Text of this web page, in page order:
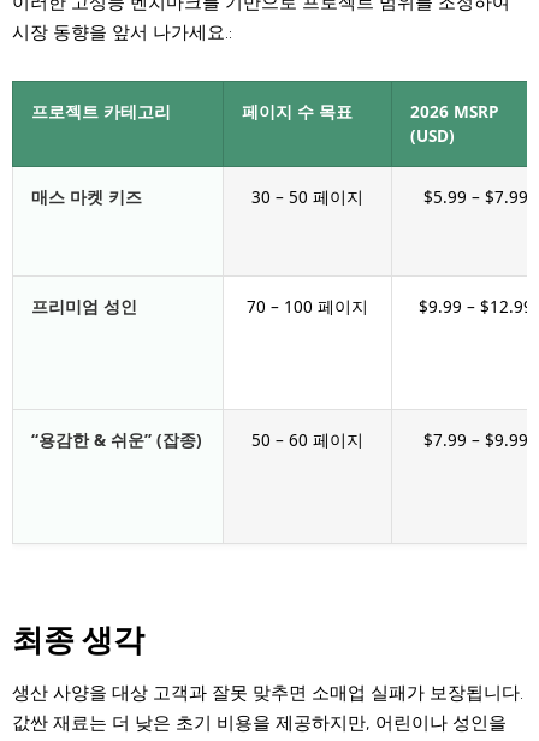
시장 동향을 앞서 나가세요.:
프로젝트 카테고리 페이지 수 목표
2026 MSRP
(USD)
매스 마켓 키즈 30 – 50 페이지 $5.99 – $7.99
프리미엄 성인 70 – 100 페이지 $9.99 – $12.99
“용감한 & 쉬운” (잡종) 50 – 60 페이지 $7.99 – $9.99
최종 생각
생산 사양을 대상 고객과 잘못 맞추면 소매업 실패가 보장됩니다.
값싼 재료는 더 낮은 초기 비용을 제공하지만, 어린이나 성인을